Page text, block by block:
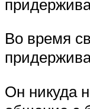
Во время
Он никуда